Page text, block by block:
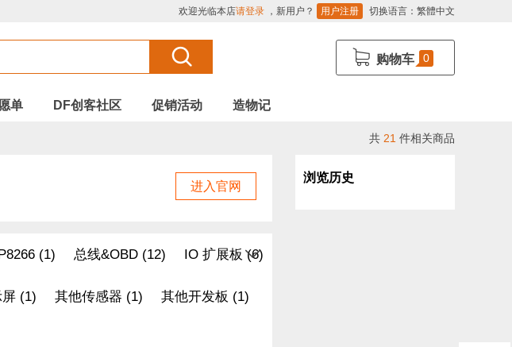
欢迎光临本店请登录 ，新用户？ 用户注册 切换语言： 繁體中文
购物车 0
单 DF创客社区 促销活动 造物记
共 21 件相关商品
进入官网
(1) 总线&OBD (12) IO 扩展板 (6)
(1) 其他传感器 (1) 其他开发板 (1)
浏览历史